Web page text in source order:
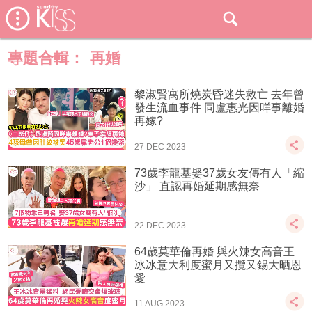
專題合輯： 再婚
黎淑賢寓所燒炭昏迷失救亡 去年曾
發生流血事件 同盧惠光因咩事離婚
再嫁?
27 DEC 2023
73歲李龍基娶37歲女友傳有人「縮
沙」 直認再婚延期感無奈
22 DEC 2023
64歲莫華倫再婚 與火辣女高音王
冰冰意大利度蜜月又攬又錫大晒恩
愛
11 AUG 2023